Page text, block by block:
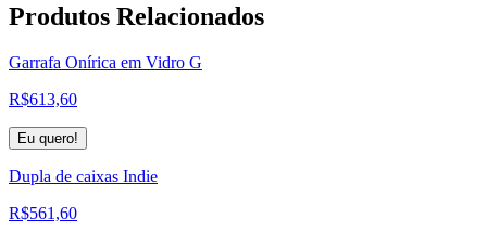
Produtos Relacionados
Garrafa Onírica em Vidro G
R$613,60
Eu quero!
Dupla de caixas Indie
R$561,60